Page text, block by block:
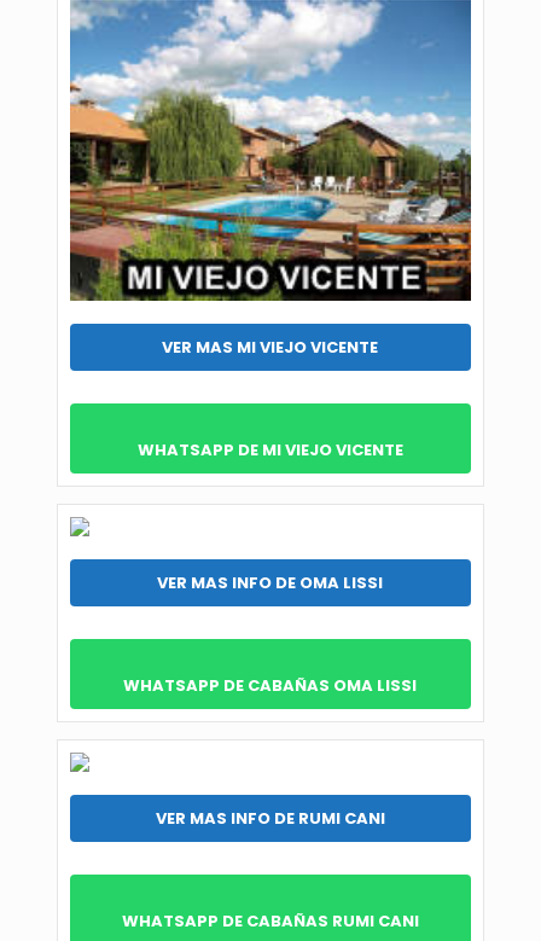
VER MAS MI VIEJO VICENTE
WHATSAPP DE MI VIEJO VICENTE
VER MAS INFO DE OMA LISSI
WHATSAPP DE CABAÑAS OMA LISSI
VER MAS INFO DE RUMI CANI
WHATSAPP DE CABAÑAS RUMI CANI